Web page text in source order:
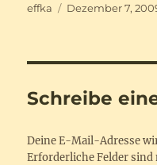
Autor
effka
Veröffentlicht
Dezember 7,
Schreibe
Deine E-Mail-Adresse
Erforderliche Felder sind